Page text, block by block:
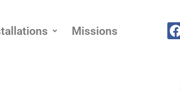
Missions